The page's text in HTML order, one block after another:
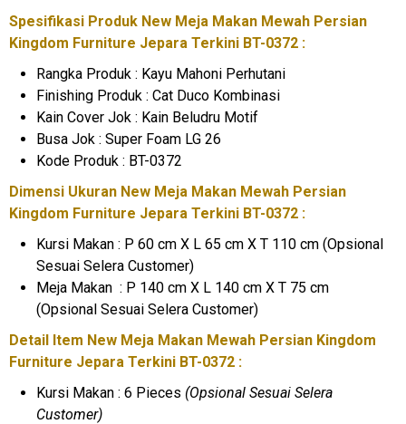
Spesifikasi Produk New Meja Makan Mewah Persian
Kingdom Furniture Jepara Terkini BT-0372 :
Rangka Produk : Kayu Mahoni Perhutani
Finishing Produk : Cat Duco Kombinasi
Kain Cover Jok : Kain Beludru Motif
Busa Jok : Super Foam LG 26
Kode Produk : BT-0372
Dimensi Ukuran New Meja Makan Mewah Persian
Kingdom Furniture Jepara Terkini BT-0372 :
Kursi Makan : P 60 cm X L 65 cm X T 110 cm (Opsional
Sesuai Selera Customer)
Meja Makan : P 140 cm X L 140 cm X T 75 cm
(Opsional Sesuai Selera Customer)
Detail Item New Meja Makan Mewah Persian Kingdom
Furniture Jepara Terkini BT-0372 :
Kursi Makan : 6 Pieces (Opsional Sesuai Selera
Customer)